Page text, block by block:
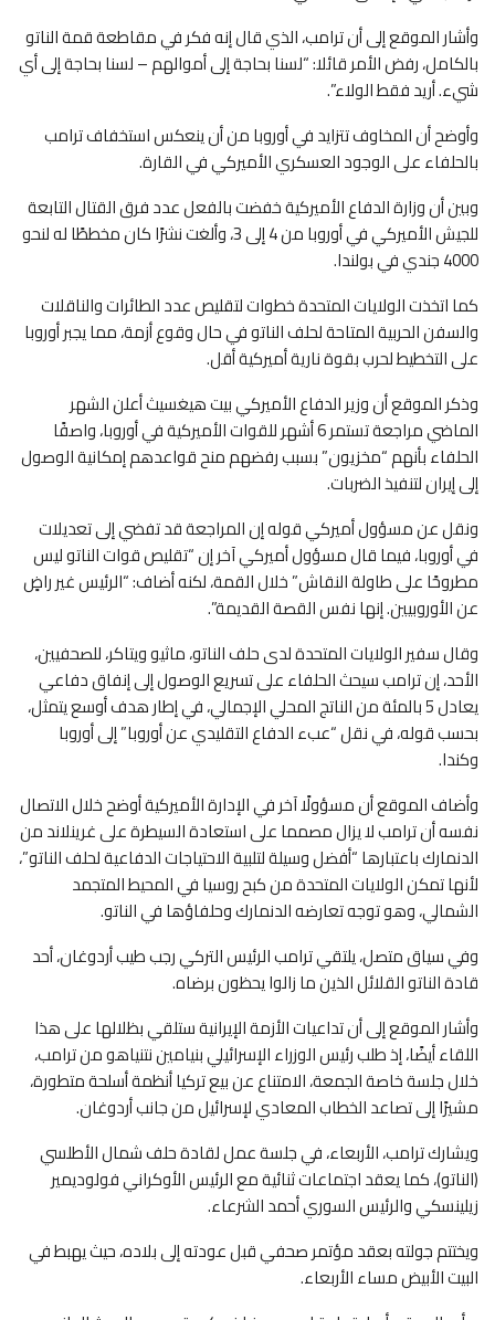
وأشار الموقع إلى أن ترامب، الذي قال إنه فكر في مقاطعة قمة الناتو
بالكامل، رفض الأمر قائلا: “لسنا بحاجة إلى أموالهم – لسنا بحاجة إلى أي
شيء. أريد فقط الولاء”.
وأوضح أن المخاوف تتزايد في أوروبا من أن ينعكس استخفاف ترامب
بالحلفاء على الوجود العسكري الأميركي في القارة.
وبين أن وزارة الدفاع الأميركية خفضت بالفعل عدد فرق القتال التابعة
للجيش الأميركي في أوروبا من 4 إلى 3، وألغت نشرًا كان مخططًا له لنحو
4000 جندي في بولندا.
كما اتخذت الولايات المتحدة خطوات لتقليص عدد الطائرات والناقلات
والسفن الحربية المتاحة لحلف الناتو في حال وقوع أزمة، مما يجبر أوروبا
على التخطيط لحرب بقوة نارية أميركية أقل.
وذكر الموقع أن وزير الدفاع الأميركي بيت هيغسيث أعلن الشهر
الماضي مراجعة تستمر 6 أشهر للقوات الأميركية في أوروبا، واصفًا
الحلفاء بأنهم “مخزيون” بسبب رفضهم منح قواعدهم إمكانية الوصول
إلى إيران لتنفيذ الضربات.
ونقل عن مسؤول أميركي قوله إن المراجعة قد تفضي إلى تعديلات
في أوروبا، فيما قال مسؤول أميركي آخر إن “تقليص قوات الناتو ليس
مطروحًا على طاولة النقاش” خلال القمة، لكنه أضاف: “الرئيس غير راضٍ
عن الأوروبيين. إنها نفس القصة القديمة”.
وقال سفير الولايات المتحدة لدى حلف الناتو، ماثيو ويتاكر، للصحفيين،
الأحد، إن ترامب سيحث الحلفاء على تسريع الوصول إلى إنفاق دفاعي
يعادل 5 بالمئة من الناتج المحلي الإجمالي، في إطار هدف أوسع يتمثل،
بحسب قوله، في نقل “عبء الدفاع التقليدي عن أوروبا” إلى أوروبا
وكندا.
وأضاف الموقع أن مسؤولًا آخر في الإدارة الأميركية أوضح خلال الاتصال
نفسه أن ترامب لا يزال مصمما على استعادة السيطرة على غرينلاند من
الدنمارك باعتبارها “أفضل وسيلة لتلبية الاحتياجات الدفاعية لحلف الناتو”،
لأنها تمكن الولايات المتحدة من كبح روسيا في المحيط المتجمد
الشمالي، وهو توجه تعارضه الدنمارك وحلفاؤها في الناتو.
وفي سياق متصل، يلتقي ترامب الرئيس التركي رجب طيب أردوغان، أحد
قادة الناتو القلائل الذين ما زالوا يحظون برضاه.
وأشار الموقع إلى أن تداعيات الأزمة الإيرانية ستلقي بظلالها على هذا
اللقاء أيضًا، إذ طلب رئيس الوزراء الإسرائيلي بنيامين نتنياهو من ترامب،
خلال جلسة خاصة الجمعة، الامتناع عن بيع تركيا أنظمة أسلحة متطورة،
مشيرًا إلى تصاعد الخطاب المعادي لإسرائيل من جانب أردوغان.
ويشارك ترامب، الأربعاء، في جلسة عمل لقادة حلف شمال الأطلسي
(الناتو)، كما يعقد اجتماعات ثنائية مع الرئيس الأوكراني فولوديمير
زيلينسكي والرئيس السوري أحمد الشرعاء.
ويختتم جولته بعقد مؤتمر صحفي قبل عودته إلى بلاده، حيث يهبط في
البيت الأبيض مساء الأربعاء.